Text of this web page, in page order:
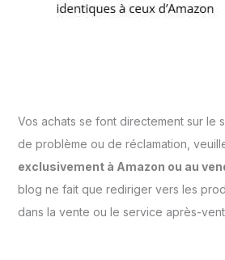
Vos achats se font directement sur le
de problème ou de réclamation,
exclusivement à Amazon ou au
blog ne fait que rediriger vers les
dans la vente ou le service après-